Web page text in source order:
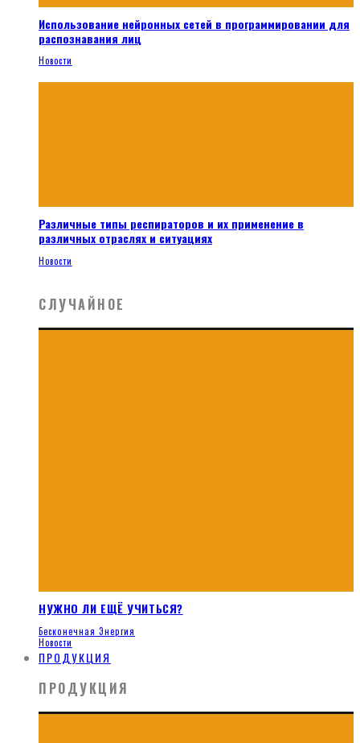
Использование нейронных сетей в программировании для
распознавания лиц
Новости
Различные типы респираторов и их применение в
различных отраслях и ситуациях
Новости
СЛУЧАЙНОЕ
НУЖНО ЛИ ЕЩЁ УЧИТЬСЯ?
Бесконечная Энергия
Новости
ПРОДУКЦИЯ
ПРОДУКЦИЯ